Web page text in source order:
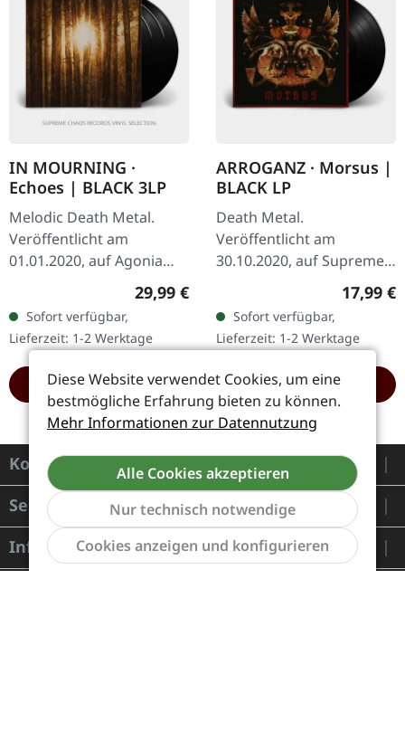
IN MOURNING ·
Echoes | BLACK 3LP
Melodic Death Metal.
Veröffentlicht am
01.01.2020, auf Agonia
Records. Schweres
schwarzes Dreifach-Vinyl
im box-ähnlichen Trifold
Cover. In Mournings…
Regulärer Preis:
29,99 €
Sofort verfügbar,
Lieferzeit: 1-2 Werktage
HINZUFÜGEN
ARROGANZ · Morsus |
BLACK LP
Death Metal.
Veröffentlicht am
30.10.2020, auf Supreme
Schwarzes Vinyl im
Gatefold-Cover, limitiert
auf 200
handnummerierte
Exemplare.…
17,99 €
Sofort verfügbar,
Lieferzeit: 1-2 Werktage
HINZUFÜGEN
Kontakt
Service
Informationen
Diese Website verwendet Cookies, um eine
bestmögliche Erfahrung bieten zu können.
Mehr Informationen zur Datennutzung
Alle Cookies akzeptieren
Nur technisch notwendige
Cookies anzeigen und konfigurieren